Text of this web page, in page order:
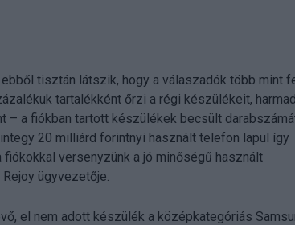
tisztán látszik, hogy a válaszadók több mint
tartalékként őrzi a régi készülékeit,
– a fiókban tartott készülékek becsült
20 milliárd forintnyi használt telefon lapul így
fiókokkal versenyzünk a jó minőségű használt
ügyvezetője.
el nem adott készülék a középkategóriás